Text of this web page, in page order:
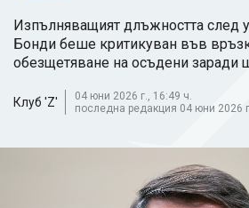
Изпълняващият длъжността след
Бонди беше критикуван във
обезщетяване на осъдени заради
Клуб 'Z'
04 юни 2026 г., 16:49 ч.
последна редакция 04 юни 2026